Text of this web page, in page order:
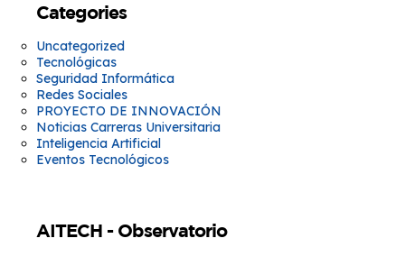
Categories
Uncategorized
Tecnológicas
Seguridad Informática
Redes Sociales
PROYECTO DE INNOVACIÓN
Noticias Carreras Universitaria
Inteligencia Artificial
Eventos Tecnológicos
AITECH - Observatorio